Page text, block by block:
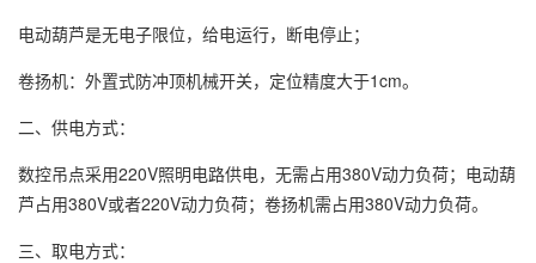
电动葫芦是无电子限位，给电运行，断电停止；
卷扬机：外置式防冲顶机械开关，定位精度大于1cm。
二、供电方式：
数控吊点采用220V照明电路供电，无需占用380V动力负荷；电动葫
芦占用380V或者220V动力负荷；卷扬机需占用380V动力负荷。
三、取电方式：